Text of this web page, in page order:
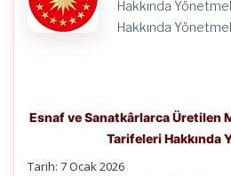
Hakkında
Hakkında
Esnaf ve Sanatkârlarca Üretilen
Tarifeleri Hakkında
Tarih: 7 Ocak 2026